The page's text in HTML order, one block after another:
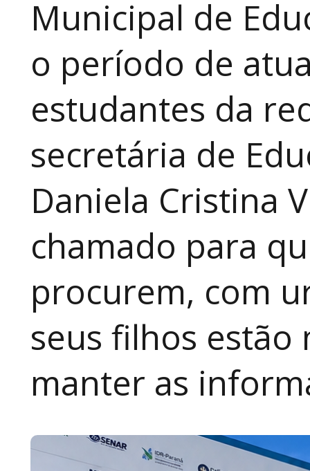
Municipal de
o período de
estudantes da
secretária de
Daniela Cristina
chamado para
procurem, com
seus filhos
manter as